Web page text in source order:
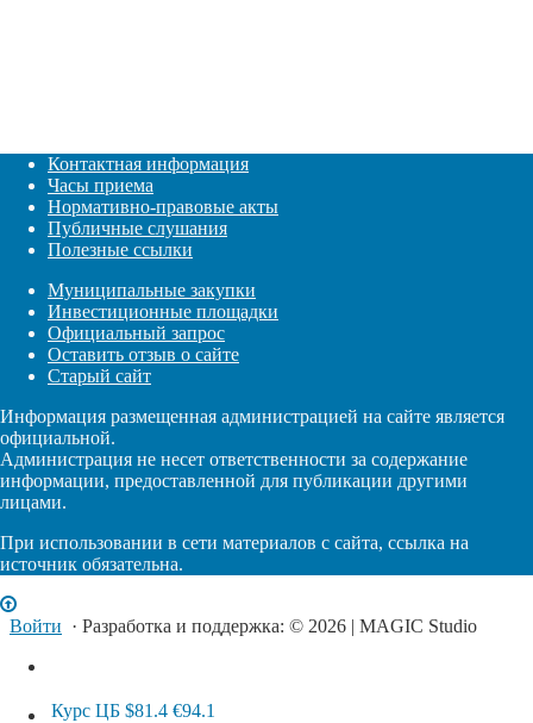
Контактная информация
Часы приема
Нормативно-правовые акты
Публичные слушания
Полезные ссылки
Муниципальные закупки
Инвестиционные площадки
Официальный запрос
Оставить отзыв о сайте
Старый сайт
Информация размещенная администрацией на сайте является
официальной.
Администрация не несет ответственности за содержание
информации, предоставленной для публикации другими
лицами.
При использовании в сети материалов с сайта, ссылка на
источник обязательна.
Войти · Разработка и поддержка: © 2026 | MAGIC Studio
Курс ЦБ $81.4 €94.1